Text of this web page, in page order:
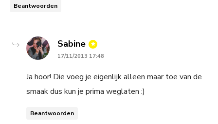
Beantwoorden
Sabine says:
17/11/2013 17:48
Ja hoor! Die voeg je eigenlijk alleen maar toe van de
smaak dus kun je prima weglaten :)
Beantwoorden